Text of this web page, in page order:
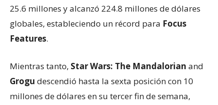
25.6 millones y alcanzó 224.8 millones de dólares
globales, estableciendo un récord para Focus
Features.
Mientras tanto, Star Wars: The Mandalorian and
Grogu descendió hasta la sexta posición con 10
millones de dólares en su tercer fin de semana,